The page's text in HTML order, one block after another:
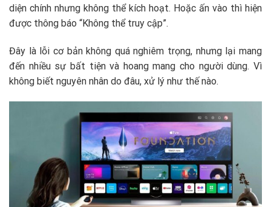
diện chính nhưng không thể kích hoạt. Hoặc ấn vào thì hiện
được thông báo “Không thể truy cập”.
Đây là lỗi cơ bản không quá nghiêm trọng, nhưng lại mang
đến nhiều sự bất tiện và hoang mang cho người dùng. Vì
không biết nguyên nhân do đâu, xử lý như thế nào.